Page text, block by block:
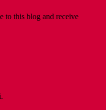
to this blog and receive